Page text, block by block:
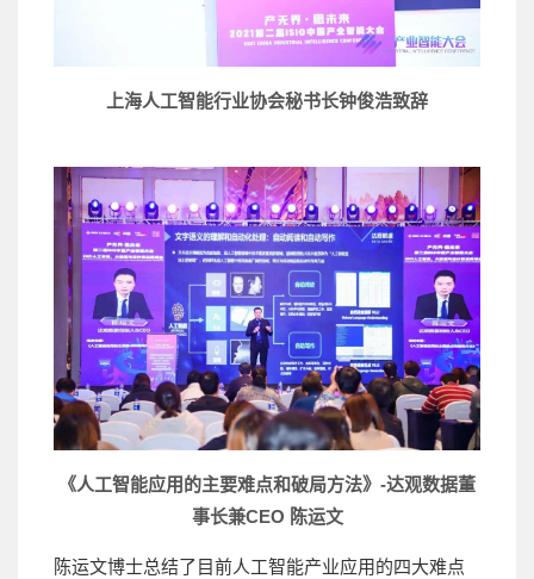
上海人工智能行业协会秘书长钟俊浩致辞
《人工智能应用的主要难点和破局方法》-达观数据董
事长兼CEO 陈运文
陈运文博士总结了目前人工智能产业应用的四大难点